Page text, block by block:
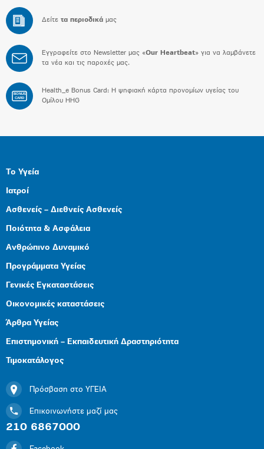
Δείτε τα περιοδικά μας
Εγγραφείτε στο Newsletter μας «Our Heartbeat» για να λαμβάνετε
τα νέα και τις παροχές μας.
BONUS
CARD
Health_e Bonus Card: H ψηφιακή κάρτα προνομίων υγείας του
Ομίλου HHG
Το Υγεία
Ιατροί
Ασθενείς – Διεθνείς Ασθενείς
Ποιότητα & Ασφάλεια
Ανθρώπινο Δυναμικό
Προγράμματα Υγείας
Γενικές Εγκαταστάσεις
Οικονομικές καταστάσεις
Άρθρα Υγείας
Επιστημονική – Εκπαιδευτική Δραστηριότητα
Τιμοκατάλογος
Πρόσβαση στο ΥΓΕΙΑ
Επικοινωνήστε μαζί μας
210 6867000